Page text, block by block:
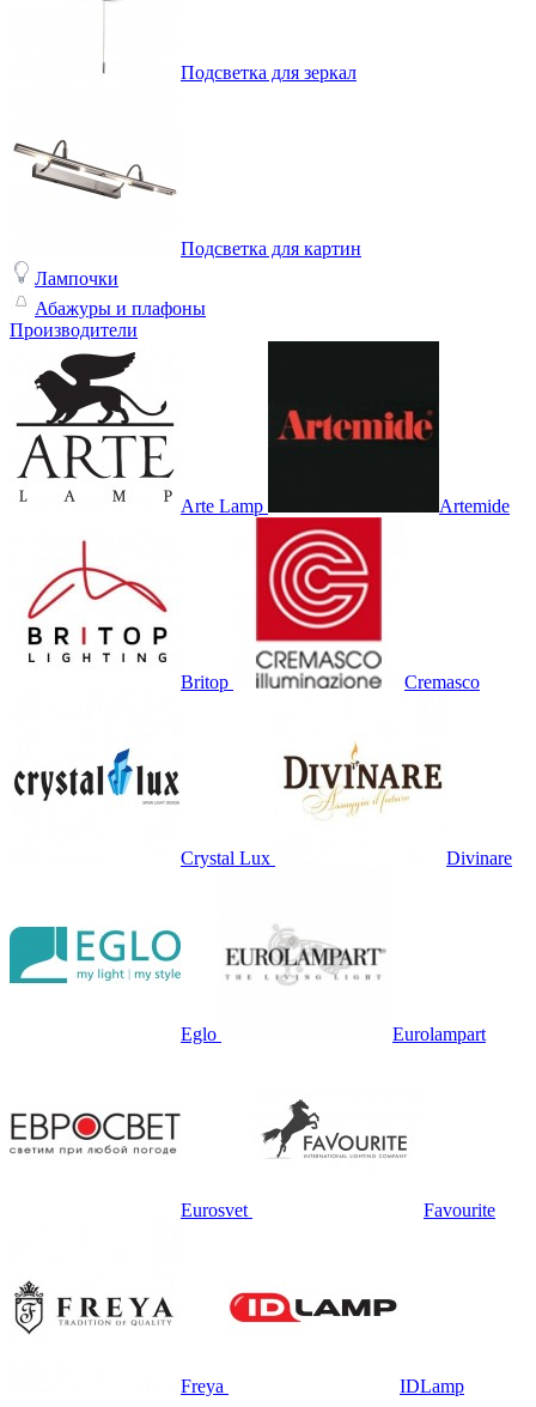
Подсветка для зеркал
Подсветка для картин
Лампочки
Абажуры и плафоны
Производители
Arte Lamp Artemide
Britop Cremasco
Crystal Lux Divinare
Eglo Eurolampart
Eurosvet Favourite
Freya IDLamp